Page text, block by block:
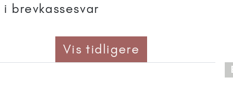
brevkassesvar
Vis tidligere